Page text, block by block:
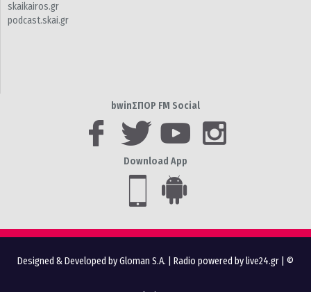
skaikairos.gr
podcast.skai.gr
bwinΣΠΟΡ FM Social
Download App
Designed & Developed by Gloman S.A. Radio powered by live24.gr | ©